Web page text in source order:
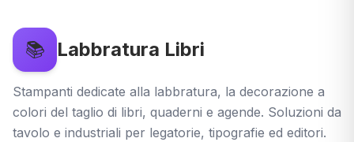
📚 Labbratura Libri
Stampanti dedicate alla labbratura, la decorazione a
colori del taglio di libri, quaderni e agende. Soluzioni da
tavolo e industriali per legatorie, tipografie ed editori.